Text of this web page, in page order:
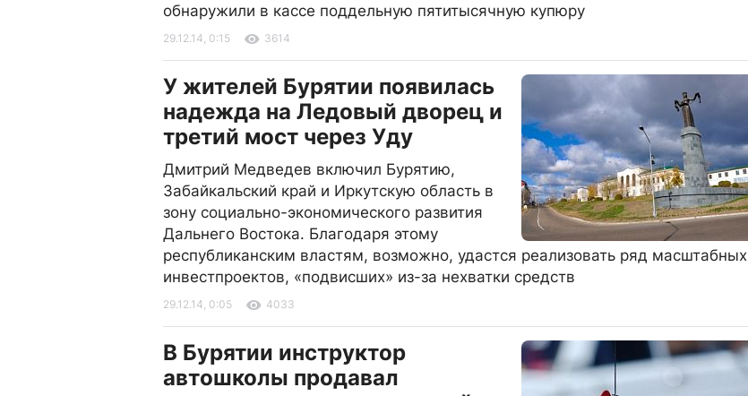
обнаружили в кассе поддельную пятитысячную купюру
29.12.14, 0:15 3614
У жителей Бурятии появилась
надежда на Ледовый дворец и
третий мост через Уду
Дмитрий Медведев включил Бурятию,
Забайкальский край и Иркутскую область в
зону социально-экономического развития
Дальнего Востока. Благодаря этому
республиканским властям, возможно, удастся реализовать ряд масштабных
инвестпроектов, «подвисших» из-за нехватки средств
29.12.14, 0:05 4033
В Бурятии инструктор
автошколы продавал